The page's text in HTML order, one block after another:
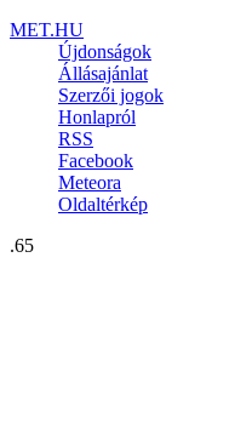
MET.HU
Újdonságok
Állásajánlat
Szerzői jogok
Honlapról
RSS
Facebook
Meteora
Oldaltérkép
.65